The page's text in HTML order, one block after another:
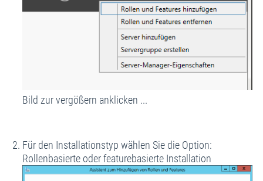
Bild zur vergößern anklicken ...
Für den Installationstyp wählen Sie die Option:
Rollenbasierte oder featurebasierte Installation